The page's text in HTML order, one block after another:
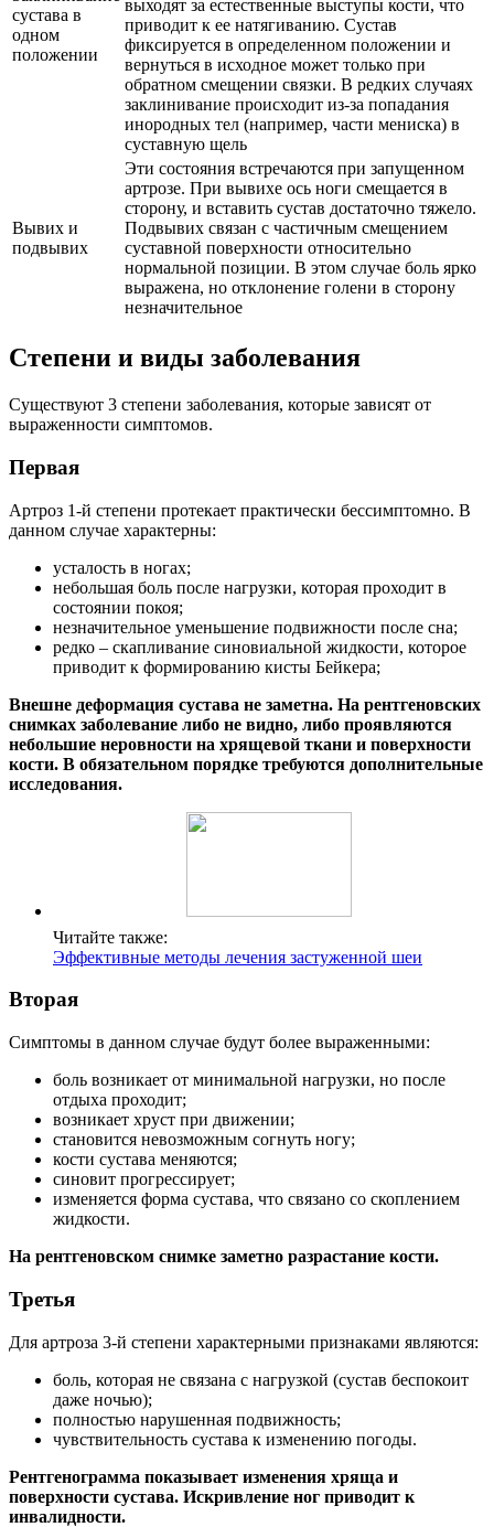
сустава в
одном
положении
выходят за естественные выступы кости, что
приводит к ее натягиванию. Сустав
фиксируется в определенном положении и
вернуться в исходное может только при
обратном смещении связки. В редких случаях
заклинивание происходит из-за попадания
инородных тел (например, части мениска) в
суставную щель
Вывих и
подвывих
Эти состояния встречаются при запущенном
артрозе. При вывихе ось ноги смещается в
сторону, и вставить сустав достаточно тяжело.
Подвывих связан с частичным смещением
суставной поверхности относительно
нормальной позиции. В этом случае боль ярко
выражена, но отклонение голени в сторону
незначительное
Степени и виды заболевания
Существуют 3 степени заболевания, которые зависят от
выраженности симптомов.
Первая
Артроз 1-й степени протекает практически бессимптомно. В
данном случае характерны:
усталость в ногах;
небольшая боль после нагрузки, которая проходит в
состоянии покоя;
незначительное уменьшение подвижности после сна;
редко – скапливание синовиальной жидкости, которое
приводит к формированию кисты Бейкера;
Внешне деформация сустава не заметна. На рентгеновских
снимках заболевание либо не видно, либо проявляются
небольшие неровности на хрящевой ткани и поверхности
кости. В обязательном порядке требуются дополнительные
исследования.
Читайте также:
Эффективные методы лечения застуженной шеи
Вторая
Симптомы в данном случае будут более выраженными:
боль возникает от минимальной нагрузки, но после
отдыха проходит;
возникает хруст при движении;
становится невозможным согнуть ногу;
кости сустава меняются;
синовит прогрессирует;
изменяется форма сустава, что связано со скоплением
жидкости.
На рентгеновском снимке заметно разрастание кости.
Третья
Для артроза 3-й степени характерными признаками являются:
боль, которая не связана с нагрузкой (сустав беспокоит
даже ночью);
полностью нарушенная подвижность;
чувствительность сустава к изменению погоды.
Рентгенограмма показывает изменения хряща и
поверхности сустава. Искривление ног приводит к
инвалидности.